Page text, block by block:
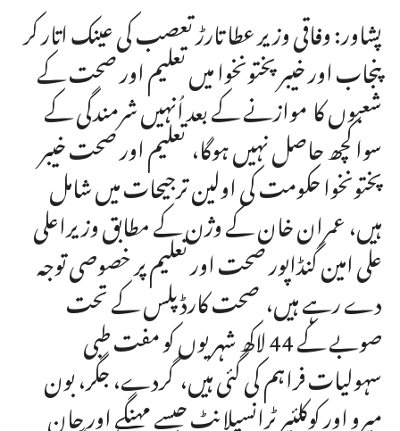
پشاور: وفاقی وزیر عطا تارڑ تعصب کی عینک اتار کر
پنجاب اور خیبر پختونخوا میں تعلیم اور صحت کے
شعبوں کا موازنے کے بعد اُنہیں شرمندگی کے
سوا کچھ حاصل نہیں ہوگا، تعلیم اور صحت خیبر
پختونخوا حکومت کی اولین ترجیحات میں شامل
ہیں، عمران خان کے وژن کے مطابق وزیراعلی
علی امین گنڈاپور صحت اور تعلیم پر خصوصی توجہ
دے رہے ہیں، صحت کارڈ پلس کے تحت
صوبے کے 44 لاکھ شہریوں کو مفت طبی
سہولیات فراہم کی گئی ہیں، گردے، جگر، بون
میرو اور کوکلئیر ٹرانسپلانٹ جیسے مہنگے اور جان